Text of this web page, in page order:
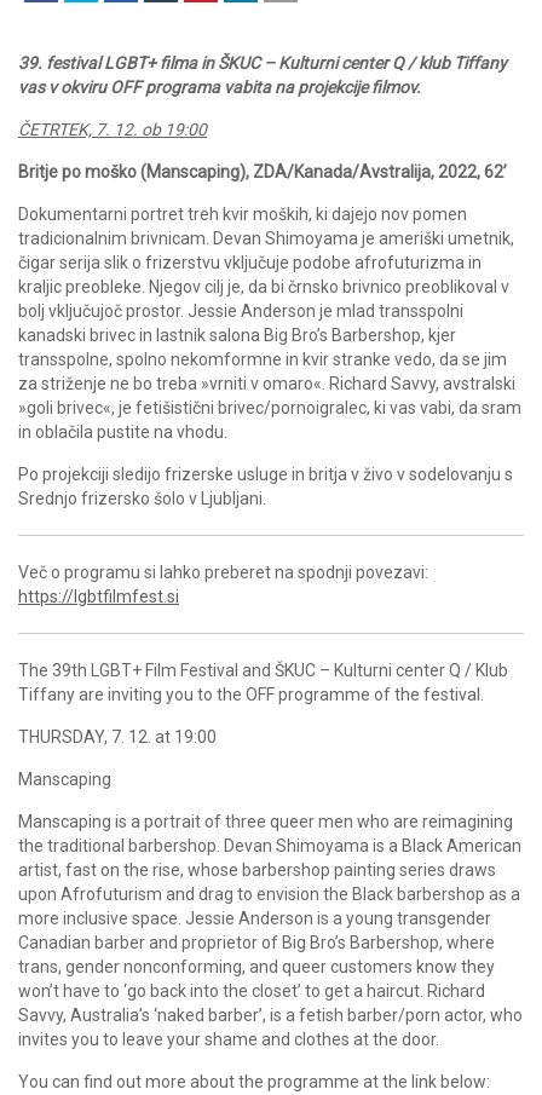
39. festival LGBT+ filma in ŠKUC – Kulturni center Q / klub Tiffany
vas v okviru OFF programa vabita na projekcije filmov.
ČETRTEK, 7. 12. ob 19:00
Britje po moško (Manscaping), ZDA/Kanada/Avstralija, 2022, 62’
Dokumentarni portret treh kvir moških, ki dajejo nov pomen
tradicionalnim brivnicam. Devan Shimoyama je ameriški umetnik,
čigar serija slik o frizerstvu vključuje podobe afrofuturizma in
kraljic preobleke. Njegov cilj je, da bi črnsko brivnico preoblikoval v
bolj vključujoč prostor. Jessie Anderson je mlad transspolni
kanadski brivec in lastnik salona Big Bro’s Barbershop, kjer
transspolne, spolno nekomformne in kvir stranke vedo, da se jim
za striženje ne bo treba »vrniti v omaro«. Richard Savvy, avstralski
»goli brivec«, je fetišistični brivec/pornoigralec, ki vas vabi, da sram
in oblačila pustite na vhodu.
Po projekciji sledijo frizerske usluge in britja v živo v sodelovanju s
Srednjo frizersko šolo v Ljubljani.
Več o programu si lahko preberet na spodnji povezavi:
https://lgbtfilmfest.si
The 39th LGBT+ Film Festival and ŠKUC – Kulturni center Q / Klub
Tiffany are inviting you to the OFF programme of the festival.
THURSDAY, 7. 12. at 19:00
Manscaping
Manscaping is a portrait of three queer men who are reimagining
the traditional barbershop. Devan Shimoyama is a Black American
artist, fast on the rise, whose barbershop painting series draws
upon Afrofuturism and drag to envision the Black barbershop as a
more inclusive space. Jessie Anderson is a young transgender
Canadian barber and proprietor of Big Bro’s Barbershop, where
trans, gender nonconforming, and queer customers know they
won’t have to ‘go back into the closet’ to get a haircut. Richard
Savvy, Australia’s ‘naked barber’, is a fetish barber/porn actor, who
invites you to leave your shame and clothes at the door.
You can find out more about the programme at the link below: